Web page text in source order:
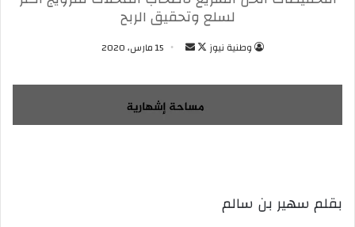
لسلع وتحقيق الربح
وطنية نيوز
ت
ب
ع
ع
س
ل
ب
15 مارس، 2020
بقلم سهير بن سالم